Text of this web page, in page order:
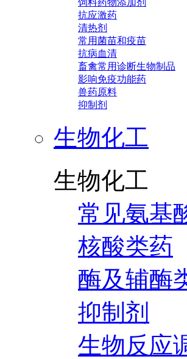
饲料药物添加剂
抗应激药
清热剂
常用菌苗和疫苗
抗病血清
畜禽常用诊断生物制品
影响免疫功能药
兽药原料
抑制剂
生物化工
生物化工
常见氨基
核酸类药
酶及辅酶
抑制剂
生物反应